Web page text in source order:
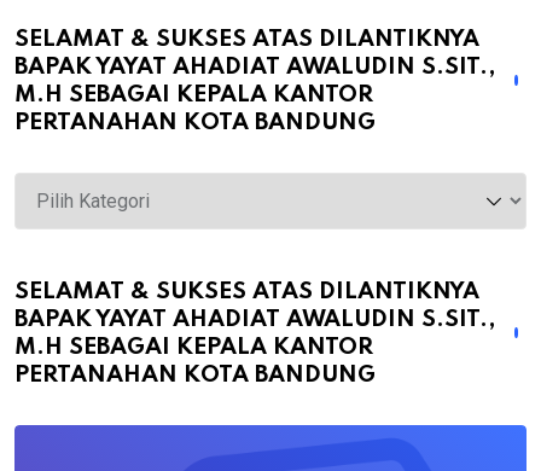
SELAMAT & SUKSES ATAS DILANTIKNYA
BAPAK YAYAT AHADIAT AWALUDIN S.SIT.,
M.H SEBAGAI KEPALA KANTOR
PERTANAHAN KOTA BANDUNG
Selamat
&
atas
Dilantiknya
Bapak
Ahadiat
SELAMAT & SUKSES ATAS DILANTIKNYA
BAPAK YAYAT AHADIAT AWALUDIN S.SIT.,
M.H SEBAGAI KEPALA KANTOR
PERTANAHAN KOTA BANDUNG